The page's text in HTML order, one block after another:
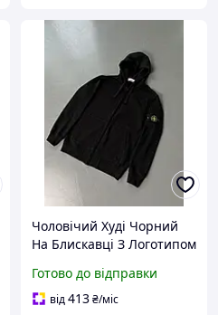
Чоловічий Худі Чорний
На Блискавці З Логотипом
Adver
Готово до відправки
від413₴/міс